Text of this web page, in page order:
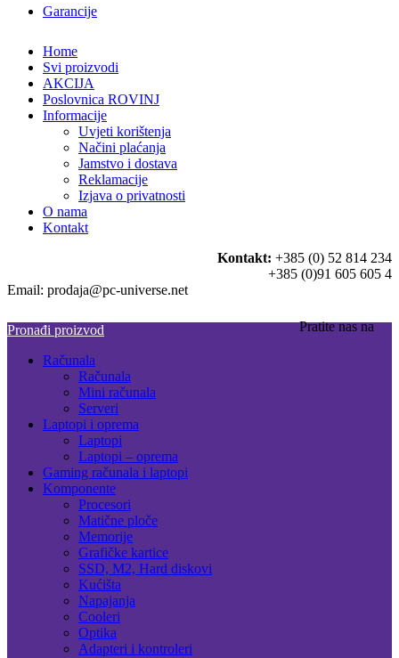
Garancije
Home
Svi proizvodi
AKCIJA
Poslovnica ROVINJ
Informacije
Uvjeti korištenja
Načini plaćanja
Jamstvo i dostava
Reklamacije
Izjava o privatnosti
O nama
Kontakt
Kontakt: +385 (0) 52 814 234
+385 (0)91 605 605 4
Email: prodaja@pc-universe.net
Pratite nas na
Pronađi proizvod
Računala
Računala
Mini računala
Serveri
Laptopi i oprema
Laptopi
Laptopi – oprema
Gaming računala i laptopi
Komponente
Procesori
Matične ploče
Memorije
Grafičke kartice
SSD, M2, Hard diskovi
Kućišta
Napajanja
Cooleri
Optika
Adapteri i kontroleri